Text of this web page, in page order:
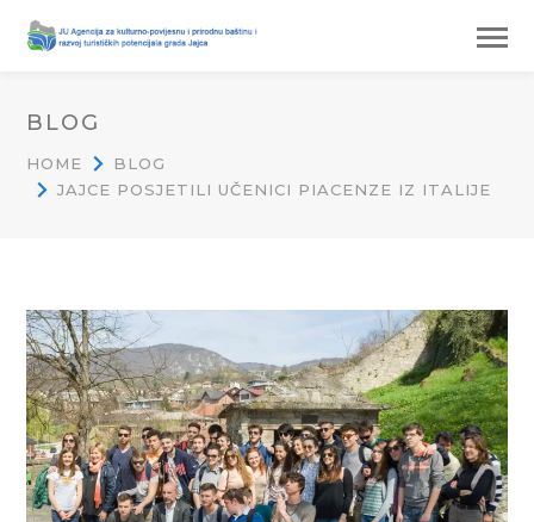
BLOG
HOME
BLOG
JAJCE POSJETILI UČENICI PIACENZE IZ ITALIJE